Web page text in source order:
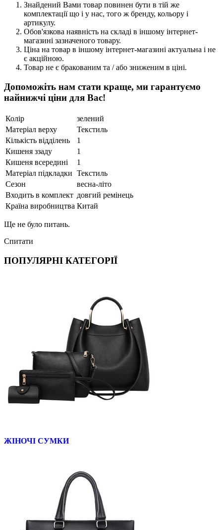
Знайдений Вами товар повинен бути в тій же
комплектації що і у нас, того ж бренду, кольору і
артикулу.
Обов'язкова наявність на складі в іншому інтернет-
магазині зазначеного товару.
Ціна на товар в іншому інтернет-магазині актуальна і не
є акційною.
Товар не є бракованим та / або зниженим в ціні.
Допоможіть нам стати краще, ми гарантуємо
найнижчі ціни для Вас!
Колір
зелений
Матеріал верху
Текстиль
Кількість відділень
1
Кишеня ззаду
1
Кишеня всередині
1
Матеріал підкладки Текстиль
Сезон
весна-літо
Входить в комплект довгий ремінець
Країна виробництва Китай
Ще не було питань.
Спитати
ПОПУЛЯРНІ КАТЕГОРІЇ
ЖІНОЧІ СУМКИ